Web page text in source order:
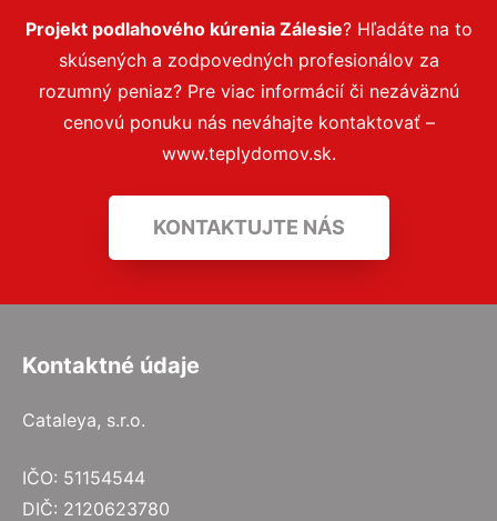
Projekt podlahového kúrenia Zálesie? Hľadáte na to
skúsených a zodpovedných profesionálov za
rozumný peniaz? Pre viac informácií či nezáväznú
cenovú ponuku nás neváhajte kontaktovať –
www.teplydomov.sk.
KONTAKTUJTE NÁS
Kontaktné údaje
Cataleya, s.r.o.
IČO: 51154544
DIČ: 2120623780